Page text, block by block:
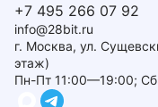
+7 495 266 07 92
info@28bit.ru
г. Москва, ул.
этаж)
Пн-Пт 11:00—19:00;